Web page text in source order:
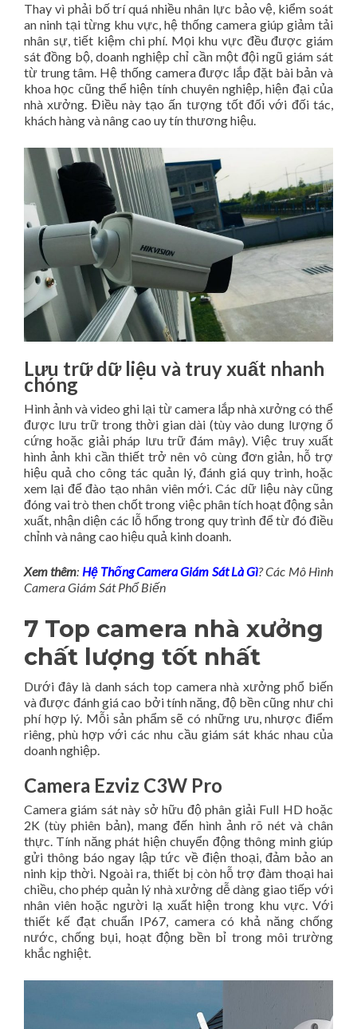
Thay vì phải bố trí quá nhiều nhân lực bảo vệ, kiểm soát
an ninh tại từng khu vực, hệ thống camera giúp giảm tải
nhân sự, tiết kiệm chi phí. Mọi khu vực đều được giám
sát đồng bộ, doanh nghiệp chỉ cần một đội ngũ giám sát
từ trung tâm. Hệ thống camera được lắp đặt bài bản và
khoa học cũng thể hiện tính chuyên nghiệp, hiện đại của
nhà xưởng. Điều này tạo ấn tượng tốt đối với đối tác,
khách hàng và nâng cao uy tín thương hiệu.
Lưu trữ dữ liệu và truy xuất nhanh
chóng
Hình ảnh và video ghi lại từ camera lắp nhà xưởng có thể
được lưu trữ trong thời gian dài (tùy vào dung lượng ổ
cứng hoặc giải pháp lưu trữ đám mây). Việc truy xuất
hình ảnh khi cần thiết trở nên vô cùng đơn giản, hỗ trợ
hiệu quả cho công tác quản lý, đánh giá quy trình, hoặc
xem lại để đào tạo nhân viên mới. Các dữ liệu này cũng
đóng vai trò then chốt trong việc phân tích hoạt động sản
xuất, nhận diện các lỗ hổng trong quy trình để từ đó điều
chỉnh và nâng cao hiệu quả kinh doanh.
Xem thêm: Hệ Thống Camera Giám Sát Là Gì? Các Mô Hình
Camera Giám Sát Phổ Biến
7 Top camera nhà xưởng
chất lượng tốt nhất
Dưới đây là danh sách top camera nhà xưởng phổ biến
và được đánh giá cao bởi tính năng, độ bền cũng như chi
phí hợp lý. Mỗi sản phẩm sẽ có những ưu, nhược điểm
riêng, phù hợp với các nhu cầu giám sát khác nhau của
doanh nghiệp.
Camera Ezviz C3W Pro
Camera giám sát này sở hữu độ phân giải Full HD hoặc
2K (tùy phiên bản), mang đến hình ảnh rõ nét và chân
thực. Tính năng phát hiện chuyển động thông minh giúp
gửi thông báo ngay lập tức về điện thoại, đảm bảo an
ninh kịp thời. Ngoài ra, thiết bị còn hỗ trợ đàm thoại hai
chiều, cho phép quản lý nhà xưởng dễ dàng giao tiếp với
nhân viên hoặc người lạ xuất hiện trong khu vực. Với
thiết kế đạt chuẩn IP67, camera có khả năng chống
nước, chống bụi, hoạt động bền bỉ trong môi trường
khắc nghiệt.